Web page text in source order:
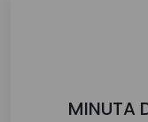
MINUTA